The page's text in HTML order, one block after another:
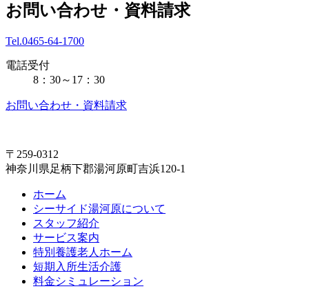
お問い合わせ・資料請求
Tel.0465-64-1700
電話受付
8：30～17：30
お問い合わせ・資料請求
〒259-0312
神奈川県足柄下郡湯河原町吉浜120-1
ホーム
シーサイド湯河原について
スタッフ紹介
サービス案内
特別養護老人ホーム
短期入所生活介護
料金シミュレーション